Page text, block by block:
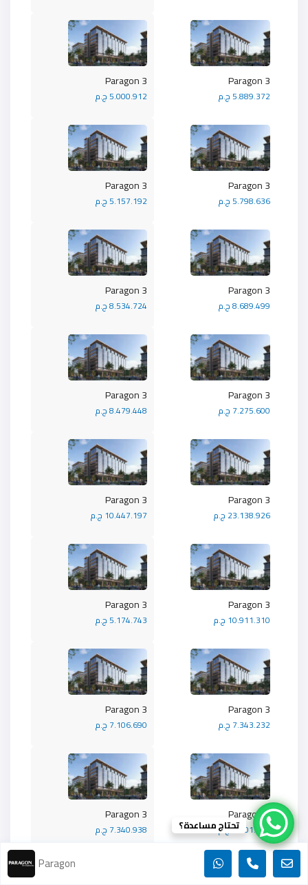
Paragon 3
5.000.912 ج.م
Paragon 3
5.889.372 ج.م
Paragon 3
5.157.192 ج.م
Paragon 3
5.798.636 ج.م
Paragon 3
8.534.724 ج.م
Paragon 3
8.689.499 ج.م
Paragon 3
8.479.448 ج.م
Paragon 3
7.275.600 ج.م
Paragon 3
10.447.197 ج.م
Paragon 3
23.138.926 ج.م
Paragon 3
5.174.743 ج.م
Paragon 3
10.911.310 ج.م
Paragon 3
7.106.690 ج.م
Paragon 3
7.343.232 ج.م
Paragon 3
7.340.938 ج.م
Paragon 3
7.401.475 ج.متحتاج مساعدة؟
Paragon